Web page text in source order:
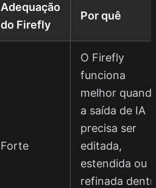
Adequação
do Firefly
Por quê
Forte
O Firefly
funciona
melhor
a saída de IA
precisa ser
editada,
estendida ou
refinada